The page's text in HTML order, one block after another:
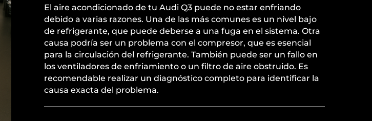
El aire acondicionado de tu Audi Q3 puede no estar enfriando
debido a varias razones. Una de las más comunes es un nivel bajo
de refrigerante, que puede deberse a una fuga en el sistema. Otra
causa podría ser un problema con el compresor, que es esencial
para la circulación del refrigerante. También puede ser un fallo en
los ventiladores de enfriamiento o un filtro de aire obstruido. Es
recomendable realizar un diagnóstico completo para identificar la
causa exacta del problema.